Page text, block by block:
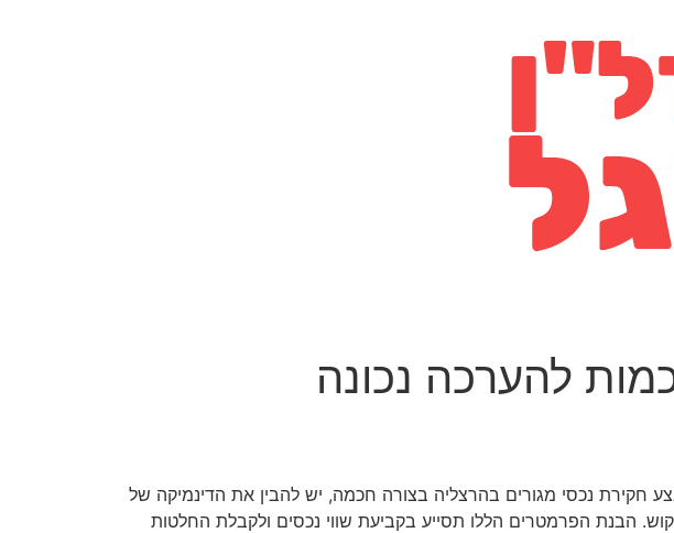
להערכה נכונה
חקירת נכסי מגורים בהרצליה בצורה חכמה, יש להבין את הדינמיקה של
הבנת הפרמטרים הללו תסייע בקביעת שווי נכסים ולקבלת החלטות